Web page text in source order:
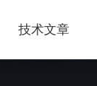
技术文章